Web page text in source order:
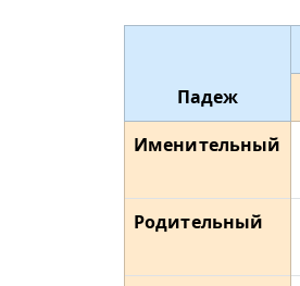
Падеж
Именительный
Родительный